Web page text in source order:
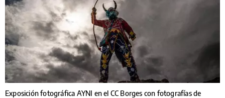
Exposición fotográfica AYNI en el CC Borges con fotografías de